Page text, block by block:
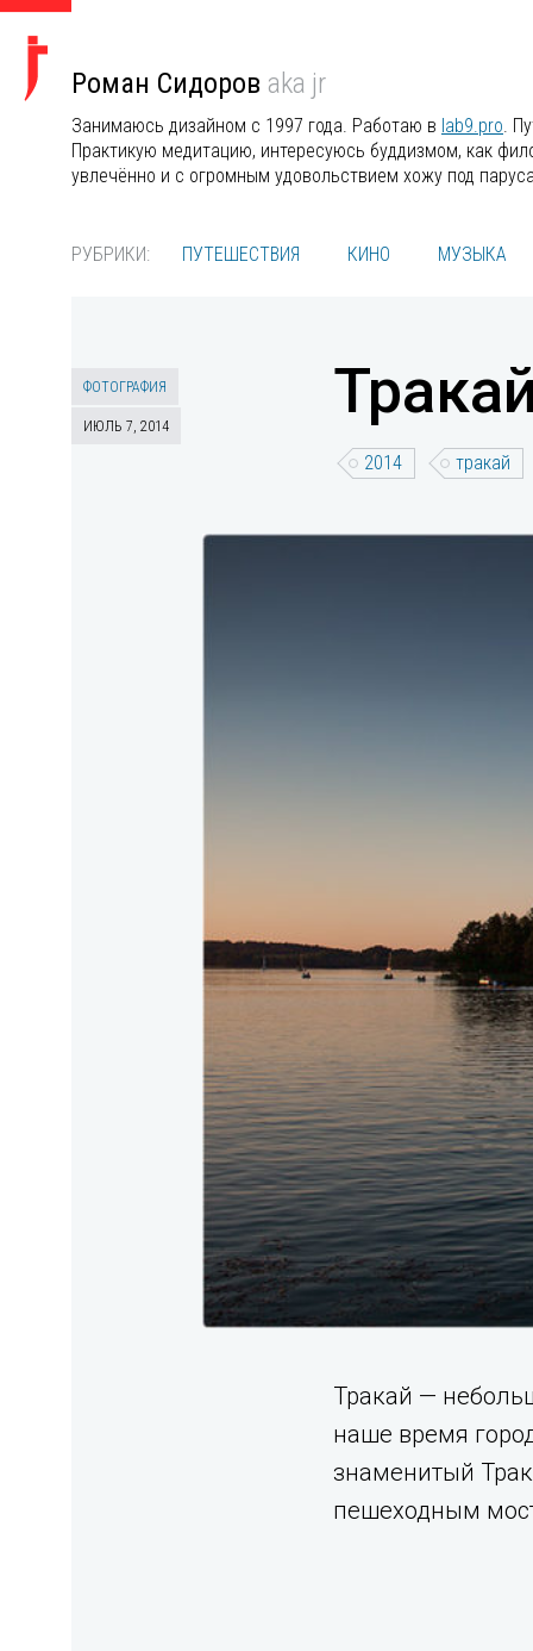
Роман Сидоров aka jr
Занимаюсь дизайном с 1997 года. Работаю в lab9.pro.
Практикую медитацию, интересуюсь буддизмом, как
увлечённо и с огромным удовольствием хожу под
РУБРИКИ: ПУТЕШЕСТВИЯ КИНО МУЗЫКА
ФОТОГРАФИЯ
ИЮЛЬ 7, 2014
2014 тракай
Тракай —
наше время
знаменитый
пешеходным